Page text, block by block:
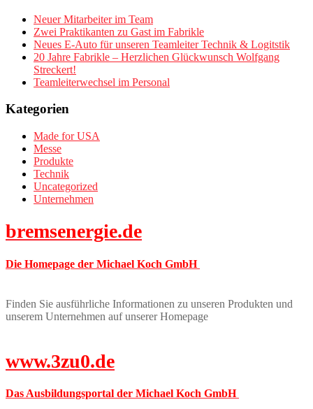
Neuer Mitarbeiter im Team
Zwei Praktikanten zu Gast im Fabrikle
Neues E-Auto für unseren Teamleiter Technik & Logitstik
20 Jahre Fabrikle – Herzlichen Glückwunsch Wolfgang
Streckert!
Teamleiterwechsel im Personal
Kategorien
Made for USA
Messe
Produkte
Technik
Uncategorized
Unternehmen
bremsenergie.de
Die Homepage der Michael Koch GmbH
Finden Sie ausführliche Informationen zu unseren Produkten und
unserem Unternehmen auf unserer Homepage
www.3zu0.de
Das Ausbildungsportal der Michael Koch GmbH